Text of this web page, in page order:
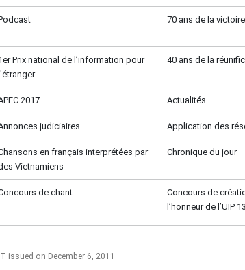
70 ans de la
Prix national de l’information pour
l'étranger
40 ans de la
2017 Actualités
judiciaires Application des
en français interprétées par
Vietnamiens
Chronique du jour
de chant
Concours de
l’honneur de l’UIP
issued on December 6, 2011